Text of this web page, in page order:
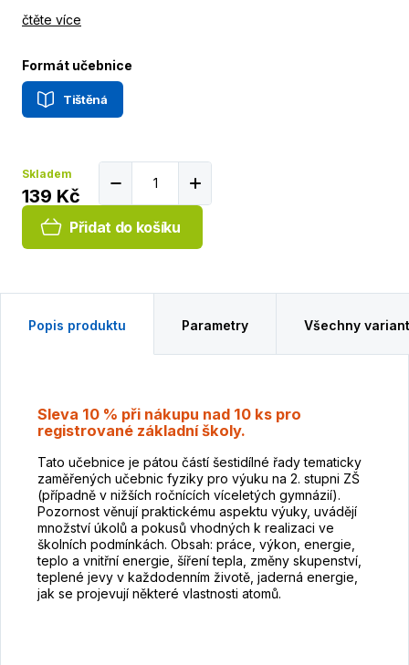
čtěte více
Formát učebnice
Tištěná
Skladem
139 Kč
Přidat do košíku
Popis produktu Parametry Všechny
Sleva 10 % při nákupu nad 10 ks pro
registrované základní školy.
Tato učebnice je pátou částí šestidílné řady tematicky
zaměřených učebnic fyziky pro výuku na 2. stupni ZŠ
(případně v nižších ročnících víceletých gymnázií).
Pozornost věnují praktickému aspektu výuky, uvádějí
množství úkolů a pokusů vhodných k realizaci ve
školních podmínkách. Obsah: práce, výkon, energie,
teplo a vnitřní energie, šíření tepla, změny skupenství,
teplené jevy v každodenním životě, jaderná energie,
jak se projevují některé vlastnosti atomů.